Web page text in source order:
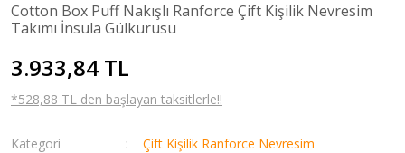
Cotton Box Puff Nakışlı Ranforce Çift Kişilik Nevresim
Takımı İnsula Gülkurusu
3.933,84 TL
*528,88 TL den başlayan taksitlerle!!
Kategori
Çift Kişilik Ranforce Nevresim